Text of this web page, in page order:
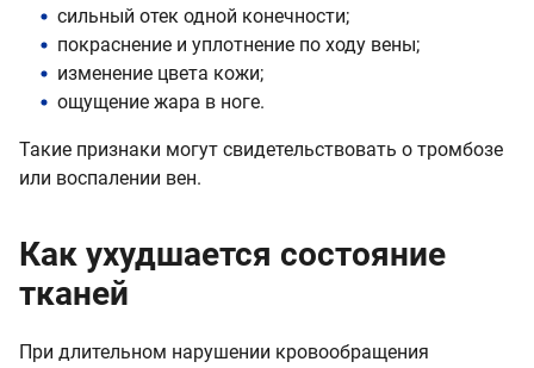
сильный отек одной конечности;
покраснение и уплотнение по ходу вены;
изменение цвета кожи;
ощущение жара в ноге.
Такие признаки могут свидетельствовать о тромбозе
или воспалении вен.
Как ухудшается состояние
тканей
При длительном нарушении кровообращения